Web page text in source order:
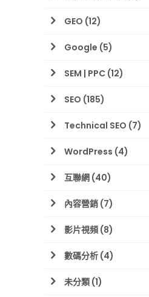
GEO (12)
Google (5)
SEM | PPC (12)
SEO (185)
Technical SEO (7)
WordPress (4)
互聯網 (40)
內容營銷 (7)
影片視頻 (8)
數碼分析 (4)
未分類 (1)